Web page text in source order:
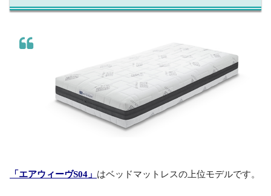
「エアウィーヴS04」 はベッドマットレスの上位モデルです。